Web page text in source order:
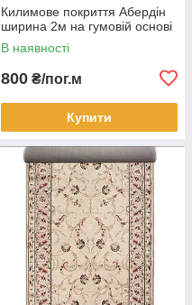
Килимове покриття Абердін
ширина 2м на гумовій основі
В наявності
800 ₴/пог.м
Купити